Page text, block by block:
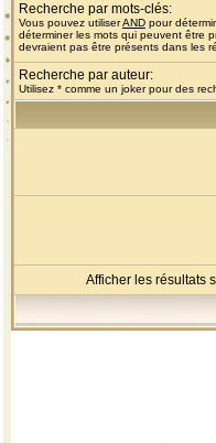
Recherche par mots-clés:
Vous pouvez utiliserAND pour
déterminer les mots qui peuvent être
devraient pas être présents dans les
Recherche par auteur:
Utilisez * comme un joker pour des
Afficher les résultats